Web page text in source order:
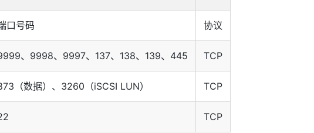
口号码 协议
、9998、9997、137、138、139、445 TCP
（数据）、3260（iSCSI LUN） TCP
TCP